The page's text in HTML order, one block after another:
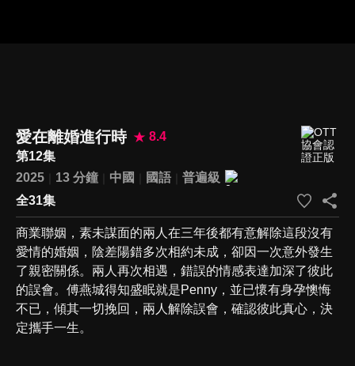
愛在離婚進行時
8.4
第12集
2025
13 分鐘 中國 國語
普遍級
全31集
商業聯姻，素未謀面的兩人在三年後都有意解除這段沒有
愛情的婚姻，陰差陽錯多次相約未成，卻因一次意外發生
了親密關係。兩人再次相遇，錯誤的情感表達加深了彼此
的誤會。傅燕城得知盛眠就是Penny，並已懷有身孕懊悔
不已，傾其一切挽回，兩人解除誤會，確認彼此真心，決
定攜手一生。